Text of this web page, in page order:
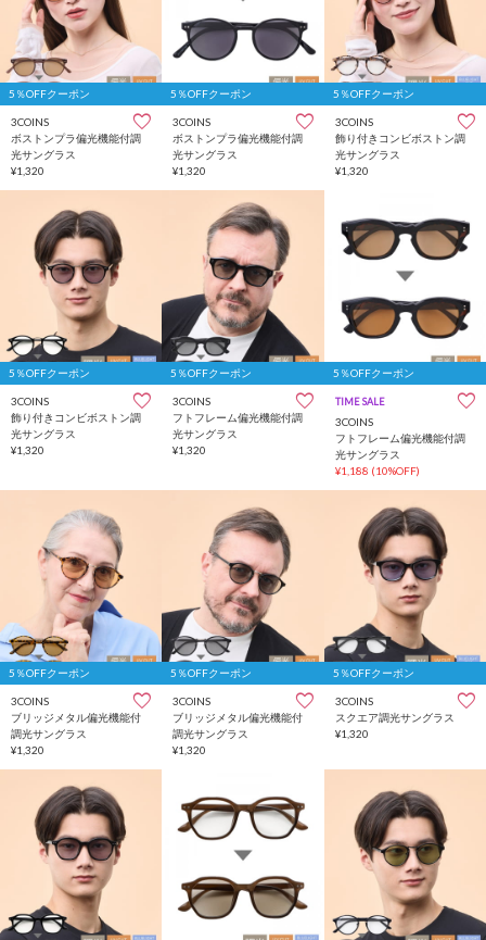
5％OFFクーポン
3COINS
ボストンプラ偏光機能付調
光サングラス
¥1,320
5％OFFクーポン
3COINS
ボストンプラ偏光機能付調
光サングラス
¥1,320
5％OFFクーポン
3COINS
飾り付きコンビボストン調
光サングラス
¥1,320
5％OFFクーポン
3COINS
飾り付きコンビボストン調
光サングラス
¥1,320
5％OFFクーポン
3COINS
フトフレーム偏光機能付調
光サングラス
¥1,320
5％OFFクーポン
TIME SALE
3COINS
フトフレーム偏光機能付調
光サングラス
¥1,188 (10%OFF)
5％OFFクーポン
3COINS
ブリッジメタル偏光機能付
調光サングラス
¥1,320
5％OFFクーポン
3COINS
ブリッジメタル偏光機能付
調光サングラス
¥1,320
5％OFFクーポン
3COINS
スクエア調光サングラス
¥1,320